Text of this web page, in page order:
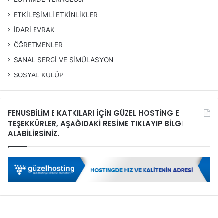
ETKİLEŞİMLİ ETKİNLİKLER
İDARİ EVRAK
ÖĞRETMENLER
SANAL SERGİ VE SİMÜLASYON
SOSYAL KULÜP
FENUSBİLİM E KATKILARI İÇİN GÜZEL HOSTİNG E
TEŞEKKÜRLER, AŞAĞIDAKİ RESİME TIKLAYIP BİLGİ
ALABİLİRSİNİZ.